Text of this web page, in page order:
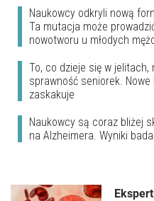
Naukowcy odkryli nową
Ta mutacja może
nowotworu u młodych
To, co dzieje się w jelitach,
sprawność seniorek. Nowe
zaskakuje
Naukowcy są coraz bliżej
na Alzheimera. Wyniki